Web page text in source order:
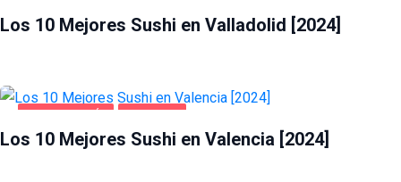
Los 10 Mejores Sushi en Valladolid [2024]
GASTRONOMÍA VALENCIA
Los 10 Mejores Sushi en Valencia [2024]